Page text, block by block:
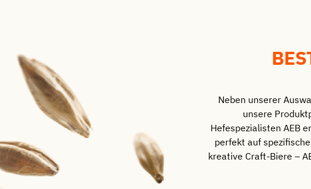
Neben unserer
unsere
Hefespezialisten AEB
perfekt auf
kreative Craft-Biere –